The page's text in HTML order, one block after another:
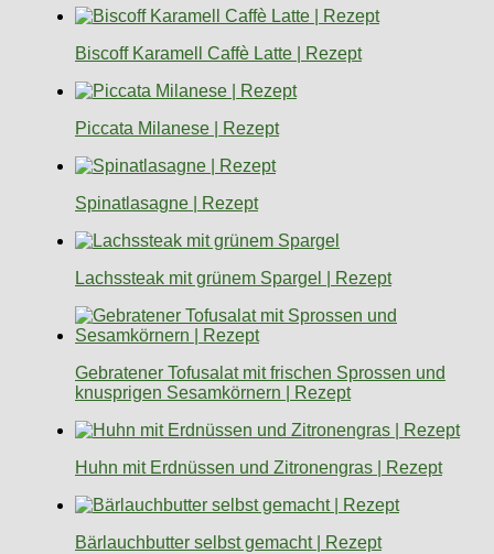
Biscoff Karamell Caffè Latte | Rezept
Piccata Milanese | Rezept
Spinatlasagne | Rezept
Lachssteak mit grünem Spargel | Rezept
Gebratener Tofusalat mit frischen Sprossen und
knusprigen Sesamkörnern | Rezept
Huhn mit Erdnüssen und Zitronengras | Rezept
Bärlauchbutter selbst gemacht | Rezept